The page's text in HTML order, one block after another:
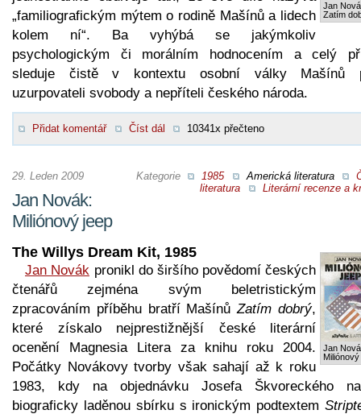
Jan
Zatím
„familiografickým mýtem o rodině Mašínů a lidech
kolem ní“. Ba vyhýbá se jakýmkoliv
psychologickým či morálním hodnocením a celý
sleduje čistě v kontextu osobní války Mašínů
uzurpovateli svobody a nepříteli českého národa.
Přidat komentář Číst dál 10341x přečteno
Kategorie 1985 Americká literatura
literatura
Literární recenze a
29. Leden 2009
Jan Novák:
Miliónový jeep
Jan
The Willys Dream Kit, 1985
Jan Novák pronikl do širšího povědomí českých
čtenářů zejména svým beletristickým
zpracováním příběhu bratří MašínůZatím dobrý,
které získalo nejprestižnější české literární
ocenění Magnesia Litera za knihu roku 2004.
Počátky Novákovy tvorby však sahají až k roku
1983, kdy na objednávku Josefa Škvoreckého
biograficky laděnou sbírku s ironickým podtextem